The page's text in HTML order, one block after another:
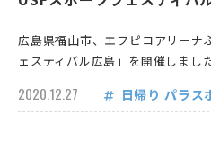
広島県福山市、エフピコアリーナ
ェスティバル広島」を開催しました
2020.12.27 日帰り パラス